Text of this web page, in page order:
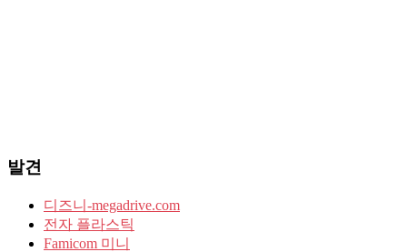
발견
디즈니-megadrive.com
전자 플라스틱
Famicom 미니